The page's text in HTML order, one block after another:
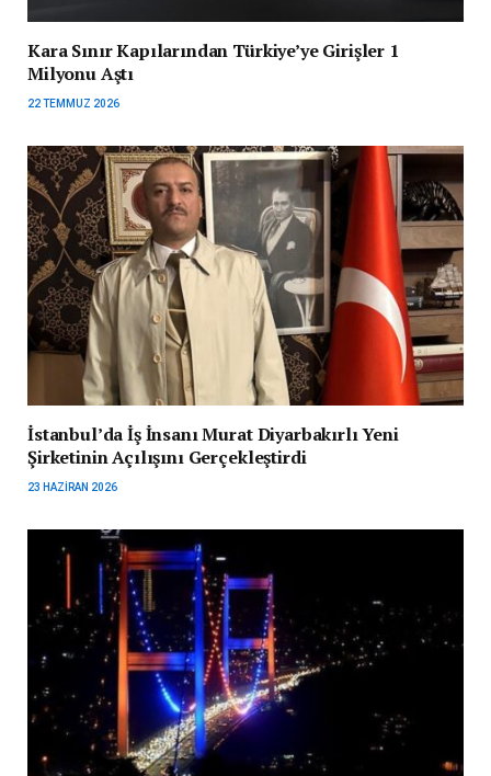
Kara Sınır Kapılarından Türkiye’ye Girişler 1
Milyonu Aştı
22 TEMMUZ 2026
İstanbul’da İş İnsanı Murat Diyarbakırlı Yeni
Şirketinin Açılışını Gerçekleştirdi
23 HAZIRAN 2026